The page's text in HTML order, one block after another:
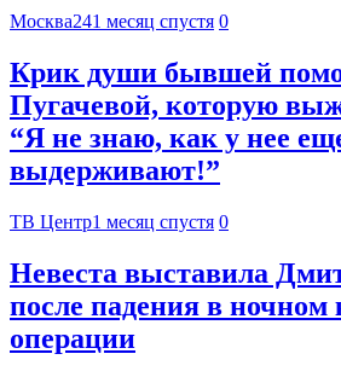
Москва241 месяц спустя 0
Крик души бывшей
Пугачевой, которую
“Я не знаю, как у нее
выдерживают!”
ТВ Центр1 месяц спустя 0
Невеста выставила
после падения в ночном
операции